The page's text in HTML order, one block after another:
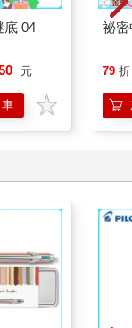
底 04
元
祕
79 折